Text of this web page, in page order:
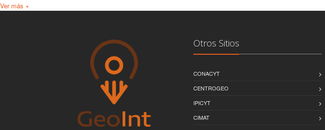
Ver más +
Otros Sitios
CONACYT
CENTROGEO
IPICYT
CIMAT